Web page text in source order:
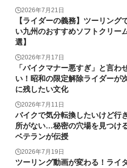
2026年7月21日
【ライダーの義務】ツーリング
い九州のおすすめソフトクリー
選】
2026年7月17日
「バイクマナー悪すぎ」と言わ
い！昭和の限定解除ライダーが
に残したい文化
2026年7月11日
バイクで気分転換したいけど行
所がない…秘密の穴場を見つけ
ベテランが伝授
2026年7月19日
ツーリング動画が変わる！ライ